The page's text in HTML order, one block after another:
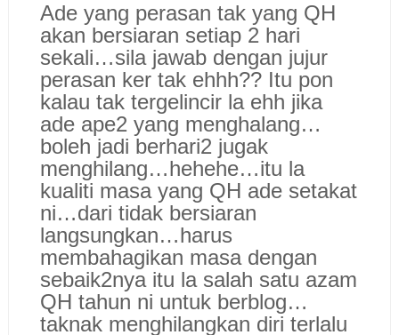
Ade yang perasan tak yang QH
akan bersiaran setiap 2 hari
sekali…sila jawab dengan jujur
perasan ker tak ehhh?? Itu pon
kalau tak tergelincir la ehh jika
ade ape2 yang menghalang…
boleh jadi berhari2 jugak
menghilang…hehehe…itu la
kualiti masa yang QH ade setakat
ni…dari tidak bersiaran
langsungkan…harus
membahagikan masa dengan
sebaik2nya itu la salah satu azam
QH tahun ni untuk berblog…
taknak menghilangkan diri terlalu